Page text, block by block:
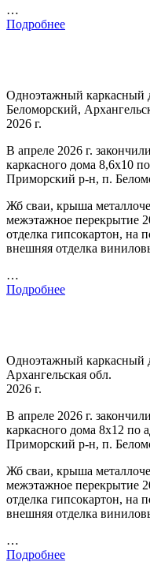
…
Подробнее
Одноэтажный каркасный
Беломорский,
2026 г.
В апреле 2026 г.
каркасного дома 8,6х10
Приморский р-н, п.
Жб сваи, крыша
межэтажное перекрытие
отделка гипсокартон, на
внешняя отделка
…
Подробнее
Одноэтажный каркасный
Архангельская обл.
2026 г.
В апреле 2026 г.
каркасного дома 8х12 по
Приморский р-н, п.
Жб сваи, крыша
межэтажное перекрытие
отделка гипсокартон, на
внешняя отделка
…
Подробнее